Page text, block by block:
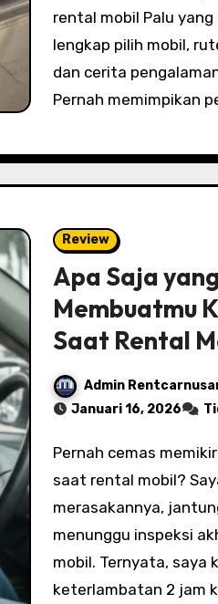
rental mobil Palu
lengkap pilih mobil,
dan cerita
Pernah memimpikan
Review
Apa Saja
Membuatmu
Saat Rental
Admin
Januari 16, 2026
Pernah cemas memikirkan potensi denda
saat rental mobil?
merasakannya,
menunggu inspeksi
mobil. Ternyata, saya
keterlambatan 2 jam